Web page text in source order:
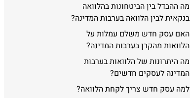
מה ההבדל בין הביטחונות בהלוואה
בנקאית לבין הלוואה בערבות המדינה?
האם עסק חדש משלם עמלות על
הלוואות מהקרן בערבות המדינה?
מה היתרונות של הלוואות בערבות
המדינה לעסקים חדשים?
למה עסק חדש צריך לקחת הלוואה?